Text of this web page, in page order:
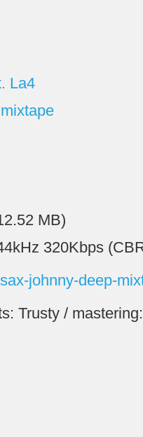
La4
MB)
320Kbps
johnny-deep-
Trusty /